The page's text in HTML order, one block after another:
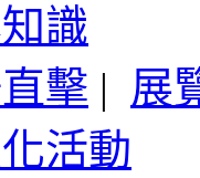
識
擊 | 展
活動